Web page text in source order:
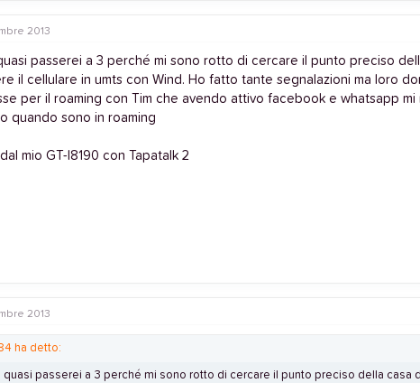
2013
passerei a 3 perché mi sono rotto di cercare il punto preciso
il cellulare in umts con Wind. Ho fatto tante segnalazioni ma loro
per il roaming con Tim che avendo attivo facebook e whatsapp
quando sono in roaming
mio GT-I8190 con Tapatalk 2
2013
ha detto:
quasi passerei a 3 perché mi sono rotto di cercare il punto preciso della casa